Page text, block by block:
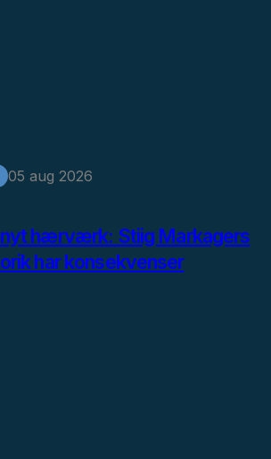
05 aug 2026
hærværk: Stiig Markagers
har konsekvenser